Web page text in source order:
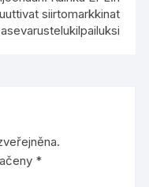
siirtomarkkinat
asevarustelukilpailuksi
*